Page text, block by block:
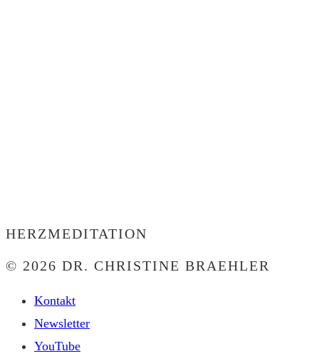
HERZMEDITATION
© 2026 DR. CHRISTINE BRAEHLER
Kontakt
Newsletter
YouTube